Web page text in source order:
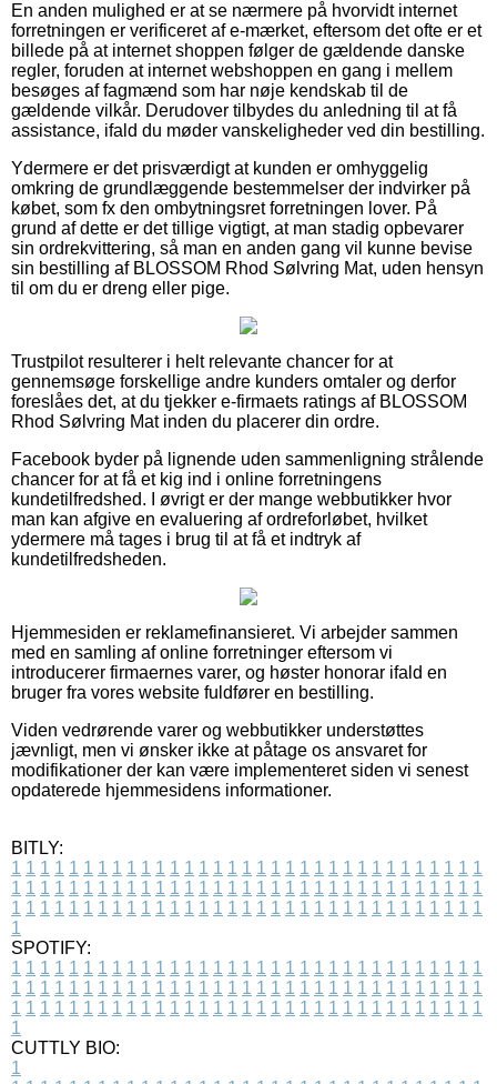
En anden mulighed er at se nærmere på hvorvidt internet
forretningen er verificeret af e-mærket, eftersom det ofte er et
billede på at internet shoppen følger de gældende danske
regler, foruden at internet webshoppen en gang i mellem
besøges af fagmænd som har nøje kendskab til de
gældende vilkår. Derudover tilbydes du anledning til at få
assistance, ifald du møder vanskeligheder ved din bestilling.
Ydermere er det prisværdigt at kunden er omhyggelig
omkring de grundlæggende bestemmelser der indvirker på
købet, som fx den ombytningsret forretningen lover. På
grund af dette er det tillige vigtigt, at man stadig opbevarer
sin ordrekvittering, så man en anden gang vil kunne bevise
sin bestilling af BLOSSOM Rhod Sølvring Mat, uden hensyn
til om du er dreng eller pige.
Trustpilot resulterer i helt relevante chancer for at
gennemsøge forskellige andre kunders omtaler og derfor
foreslåes det, at du tjekker e-firmaets ratings af BLOSSOM
Rhod Sølvring Mat inden du placerer din ordre.
Facebook byder på lignende uden sammenligning strålende
chancer for at få et kig ind i online forretningens
kundetilfredshed. I øvrigt er der mange webbutikker hvor
man kan afgive en evaluering af ordreforløbet, hvilket
ydermere må tages i brug til at få et indtryk af
kundetilfredsheden.
Hjemmesiden er reklamefinansieret. Vi arbejder sammen
med en samling af online forretninger eftersom vi
introducerer firmaernes varer, og høster honorar ifald en
bruger fra vores website fuldfører en bestilling.
Viden vedrørende varer og webbutikker understøttes
jævnligt, men vi ønsker ikke at påtage os ansvaret for
modifikationer der kan være implementeret siden vi senest
opdaterede hjemmesidens informationer.
BITLY:
1 1 1 1 1 1 1 1 1 1 1 1 1 1 1 1 1 1 1 1 1 1 1 1 1 1 1 1 1 1 1 1 1
1 1 1 1 1 1 1 1 1 1 1 1 1 1 1 1 1 1 1 1 1 1 1 1 1 1 1 1 1 1 1 1 1
1 1 1 1 1 1 1 1 1 1 1 1 1 1 1 1 1 1 1 1 1 1 1 1 1 1 1 1 1 1 1 1 1
1
SPOTIFY:
1 1 1 1 1 1 1 1 1 1 1 1 1 1 1 1 1 1 1 1 1 1 1 1 1 1 1 1 1 1 1 1 1
1 1 1 1 1 1 1 1 1 1 1 1 1 1 1 1 1 1 1 1 1 1 1 1 1 1 1 1 1 1 1 1 1
1 1 1 1 1 1 1 1 1 1 1 1 1 1 1 1 1 1 1 1 1 1 1 1 1 1 1 1 1 1 1 1 1
1
CUTTLY BIO:
1